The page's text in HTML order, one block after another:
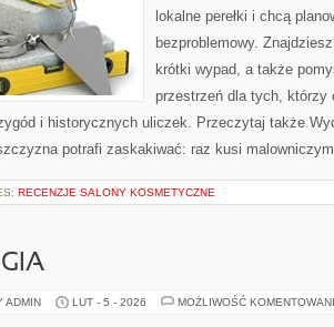
lokalne perełki i chcą
bezproblemowy.
krótki wypad, a także
przestrzeń dla tych, którzy
i historycznych uliczek. Przeczytaj także
potrafi zaskakiwać: raz kusi
RECENZJE SALONY KOSMETYCZNE
ADMIN LUT - 5 - 2026 MOŻLIWOŚĆ